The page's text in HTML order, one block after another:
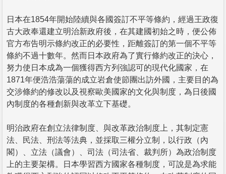
日本在1854年開始陸續與各國簽訂不平等條約，經過王政復
古大政奉還建立明治新政府後，在其建國初始之時，便公佈
官方布告明示條約改正的必要性，距離簽訂的第一個不平等
條約不過十數年。然而日本政府為了實行條約改正的決心，
努力使日本成為一個獲得西方列強認可的現代化國家，在
1871年便浩浩蕩蕩的成立岩倉使節團出訪外國，主要目的為
交涉條約的修改以及視察歐美國家的文化與制度，為日後國
內制度的各種創新與改革立下基礎。
明治政府在創立法律制度、與改革政治制度上，其制定憲
法、民法、刑法等法典，並採取三權分立制，以行政（內
閣）、立法（議會）、司法（司法省、裁判所）為政治制度
上的主要架構。日本學習西方國家各種制度，可說是為求能